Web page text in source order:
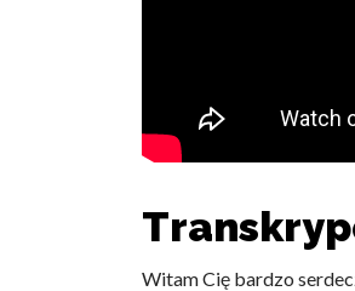
Witam Cię bardzo